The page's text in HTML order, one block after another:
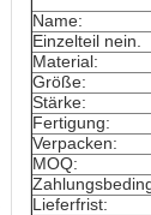
Name:
Einzelteil nein.
Material:
Größe:
Stärke:
Fertigung:
Verpacken:
MOQ:
Lieferfrist: